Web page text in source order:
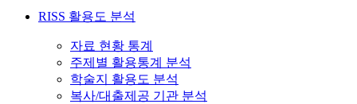
RISS 활용도 분석
자료 현황 통계
주제별 활용통계 분석
학술지 활용도 분석
복사/대출제공 기관 분석